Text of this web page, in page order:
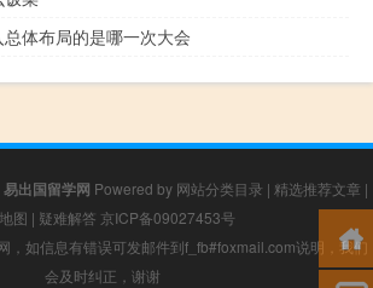
体布局的是哪一次大会
易出国留学网 Powered by 网站分类目录 | 精选推荐文章 |
图 | 疑难解答 京ICP备09027453号
，如信息有错误可发邮件到f_fb#foxmail.com说明，我们
会及时纠正，谢谢